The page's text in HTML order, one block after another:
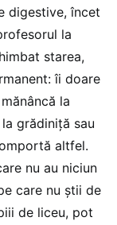
digestive, încet
la
starea,
îi doare
la
grădiniță sau
altfel.
nu au niciun
care nu știi de
de liceu, pot